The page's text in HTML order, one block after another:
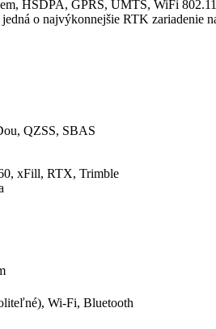
HSDPA, GPRS, UMTS, WiFi
o najvýkonnejšie RTK zariadenie
QZSS, SBAS
xFill, RTX, Trimble
Wi-Fi, Bluetooth